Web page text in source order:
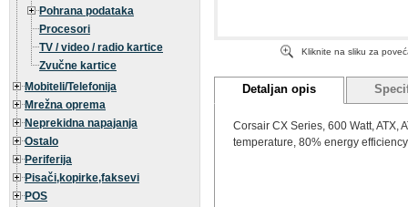
Pohrana podataka
Procesori
TV / video / radio kartice
Zvučne kartice
Mobiteli/Telefonija
Mrežna oprema
Neprekidna napajanja
Ostalo
Periferija
Pisači,kopirke,faksevi
POS
Kliknite na sliku za
Detaljan opis
Corsair CX Series, 600 Watt,
temperature, 80% energy